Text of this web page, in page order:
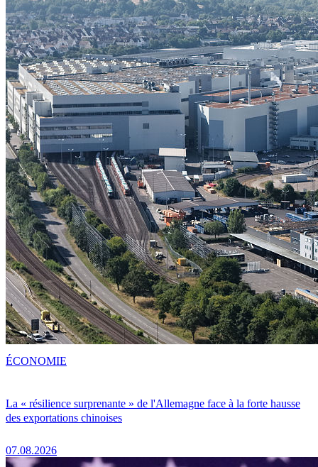
La « résilience surprenante » de l'Allemagne face à la forte hausse
des exportations chinoises
07.08.2026
ÉCONOMIE